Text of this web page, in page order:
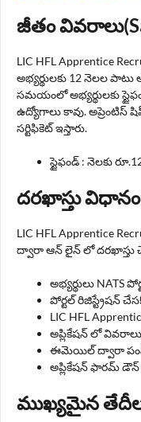
జీతం
LIC HFL Apprentice
అభ్యర్థులకు 12 నెలల పాటు
సమయంలో అభ్యర్థులకు
ఉద్యోగాలు కావు. అప్రెంటిస్
సర్టిఫికెట్ ఇస్తారు.
స్టైఫండ్ : నెలకు
దరఖాస్తు
LIC HFL Apprentice
ద్వారా ఆన్ లైన్ లో దరఖాస్తు
అభ్యర్థులు NATS
పోర్టల్ రిజిస్ట్రేషన్
LIC HFL
అప్లికేషన్ లో
ఈమెయిల్ ద్వారా
అప్లికేషన్ ఫారమ్ డౌన్
ముఖ్యమైన